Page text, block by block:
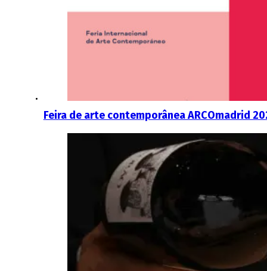
Feira de arte contemporânea ARCOmadrid